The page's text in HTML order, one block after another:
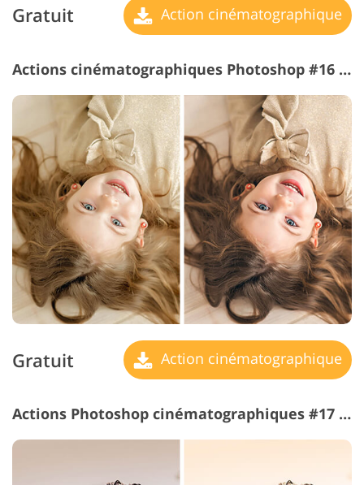
Gratuit Action cinématographique
Actions cinématographiques Photoshop #16 "Matte Effect"
Gratuit Action cinématographique
Actions Photoshop cinématographiques #17 "Glow"